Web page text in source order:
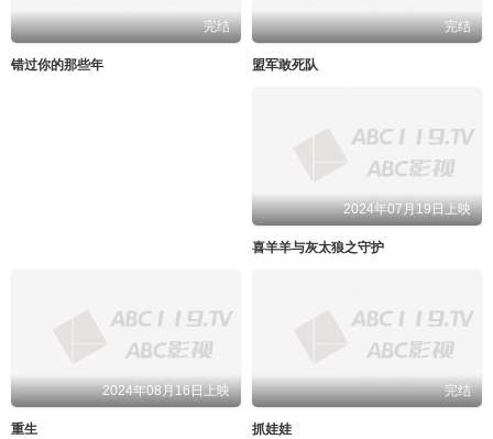
完结
错过你的那些年
完结
盟军敢死队
2024年07月19日上映
喜羊羊与灰太狼之守护
2024年08月16日上映
重生
完结
抓娃娃